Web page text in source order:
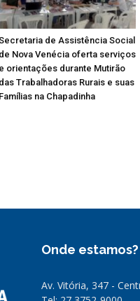
de Assistência Social
de Nova Venécia oferta serviços
e orientações durante Mutirão
das Trabalhadoras Rurais e suas
Famílias na Chapadinha
Onde estamos?
Av. Vitória, 347 -